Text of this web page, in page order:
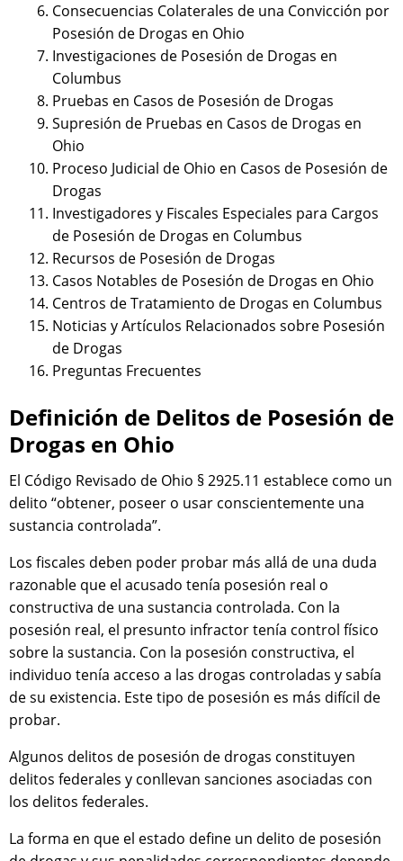
Consecuencias Colaterales de una Convicción por
Posesión de Drogas en Ohio
Investigaciones de Posesión de Drogas en
Columbus
Pruebas en Casos de Posesión de Drogas
Supresión de Pruebas en Casos de Drogas en
Ohio
Proceso Judicial de Ohio en Casos de Posesión de
Drogas
Investigadores y Fiscales Especiales para Cargos
de Posesión de Drogas en Columbus
Recursos de Posesión de Drogas
Casos Notables de Posesión de Drogas en Ohio
Centros de Tratamiento de Drogas en Columbus
Noticias y Artículos Relacionados sobre Posesión
de Drogas
Preguntas Frecuentes
Definición de Delitos de Posesión de
Drogas en Ohio
El Código Revisado de Ohio § 2925.11 establece como un
delito “obtener, poseer o usar conscientemente una
sustancia controlada”.
Los fiscales deben poder probar más allá de una duda
razonable que el acusado tenía posesión real o
constructiva de una sustancia controlada. Con la
posesión real, el presunto infractor tenía control físico
sobre la sustancia. Con la posesión constructiva, el
individuo tenía acceso a las drogas controladas y sabía
de su existencia. Este tipo de posesión es más difícil de
probar.
Algunos delitos de posesión de drogas constituyen
delitos federales y conllevan sanciones asociadas con
los delitos federales.
La forma en que el estado define un delito de posesión